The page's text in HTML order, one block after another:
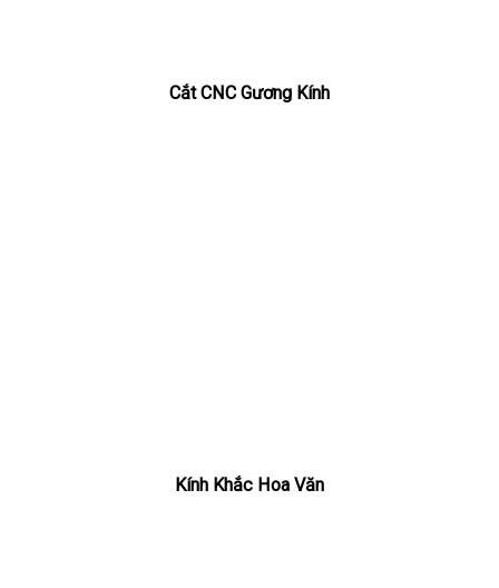
Cắt CNC Gương Kính
Kính Khắc Hoa Văn